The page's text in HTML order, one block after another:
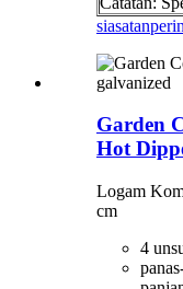
siasatan
Garden
Hot
Logam
cm
4